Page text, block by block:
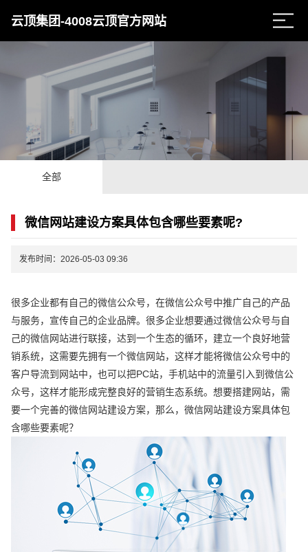
云顶集团-4008云顶官方网站
全部
微信网站建设方案具体包含哪些要素呢?
发布时间：2026-05-03 09:36
很多企业都有自己的微信公众号，在微信公众号中推广自己的产品
与服务，宣传自己的企业品牌。很多企业想要通过微信公众号与自
己的微信网站进行联接，达到一个生态的循环，建立一个良好地营
销系统，这需要先拥有一个微信网站，这样才能将微信公众号中的
客户导流到网站中，也可以把PC站，手机站中的流量引入到微信公
众号，这样才能形成完整良好的营销生态系统。想要搭建网站，需
要一个完善的微信网站建设方案，那么，微信网站建设方案具体包
含哪些要素呢？